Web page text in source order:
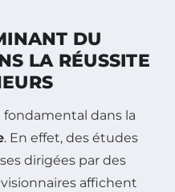
DU
LA RÉUSSITE
fondamental dans la
. En effet, des études
dirigées par des
affichent